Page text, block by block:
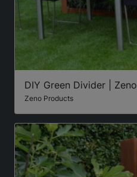
DIY Green Divider | Zeno
Zeno Products